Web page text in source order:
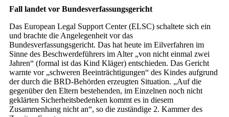
Fall landet vor Bundesverfassungsgericht
Das European Legal Support Center (ELSC) schaltete sich ein
und brachte die Angelegenheit vor das
Bundesverfassungsgericht. Das hat heute im Eilverfahren im
Sinne des Beschwerdeführers im Alter „von nicht einmal zwei
Jahren“ (formal ist das Kind Kläger) entschieden. Das Gericht
warnte vor „schweren Beeinträchtigungen“ des Kindes aufgrund
der durch die BRD-Behörden erzeugten Situation. „Auf die
gegenüber den Eltern bestehenden, im Einzelnen noch nicht
geklärten Sicherheitsbedenken kommt es in diesem
Zusammenhang nicht an“, so die zuständige 2. Kammer des